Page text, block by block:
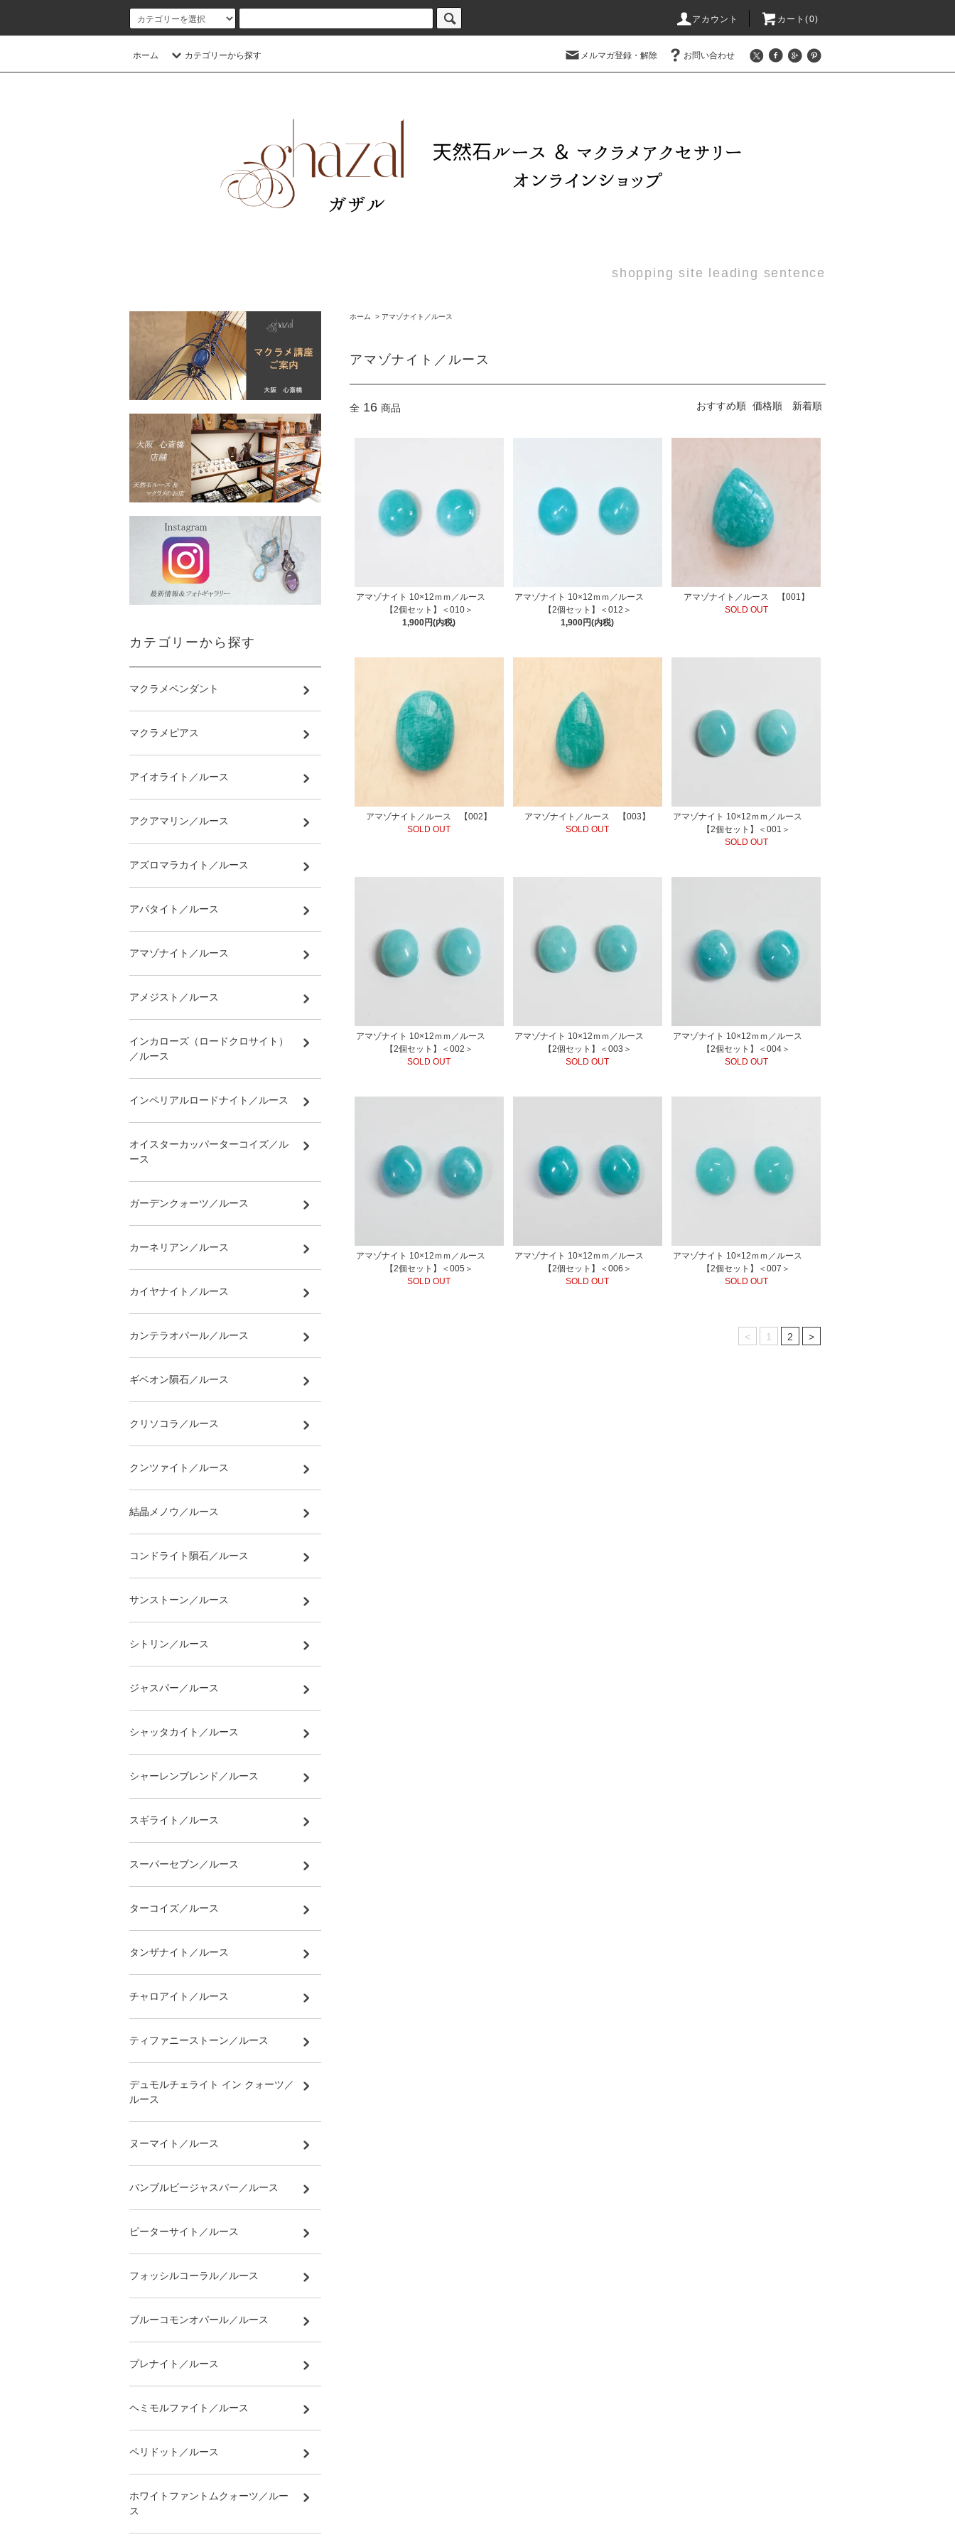
アカウント カート(0)
ホーム カテゴリーから探す メルマガ登録・解除 お問い合わせ
shopping site leading sentence
ホーム > アマゾナイト／ルース
アマゾナイト／ルース
全 16 商品 おすすめ順 価格順 新着順
アマゾナイト 10×12ｍｍ／ルース
【2個セット】＜010＞
1,900円(内税)
アマゾナイト 10×12ｍｍ／ルース
【2個セット】＜012＞
1,900円(内税)
アマゾナイト／ルース 【001】
SOLD OUT
アマゾナイト／ルース 【002】
SOLD OUT
アマゾナイト／ルース 【003】
SOLD OUT
アマゾナイト 10×12ｍｍ／ルース
【2個セット】＜001＞
SOLD OUT
アマゾナイト 10×12ｍｍ／ルース
【2個セット】＜002＞
SOLD OUT
アマゾナイト 10×12ｍｍ／ルース
【2個セット】＜003＞
SOLD OUT
アマゾナイト 10×12ｍｍ／ルース
【2個セット】＜004＞
SOLD OUT
アマゾナイト 10×12ｍｍ／ルース
【2個セット】＜005＞
SOLD OUT
アマゾナイト 10×12ｍｍ／ルース
【2個セット】＜006＞
SOLD OUT
アマゾナイト 10×12ｍｍ／ルース
【2個セット】＜007＞
SOLD OUT
< 1 2 >
カテゴリーから探す
マクラメペンダント
マクラメピアス
アイオライト／ルース
アクアマリン／ルース
アズロマラカイト／ルース
アパタイト／ルース
アマゾナイト／ルース
アメジスト／ルース
インカローズ（ロードクロサイト）
／ルース
インペリアルロードナイト／ルース
オイスターカッパーターコイズ／ル
ース
ガーデンクォーツ／ルース
カーネリアン／ルース
カイヤナイト／ルース
カンテラオパール／ルース
ギベオン隕石／ルース
クリソコラ／ルース
クンツァイト／ルース
結晶メノウ／ルース
コンドライト隕石／ルース
サンストーン／ルース
シトリン／ルース
ジャスパー／ルース
シャッタカイト／ルース
シャーレンブレンド／ルース
スギライト／ルース
スーパーセブン／ルース
ターコイズ／ルース
タンザナイト／ルース
チャロアイト／ルース
ティファニーストーン／ルース
デュモルチェライト イン クォーツ／
ルース
ヌーマイト／ルース
バンブルビージャスパー／ルース
ピーターサイト／ルース
フォッシルコーラル／ルース
ブルーコモンオパール／ルース
プレナイト／ルース
ヘミモルファイト／ルース
ペリドット／ルース
ホワイトファントムクォーツ／ルー
ス